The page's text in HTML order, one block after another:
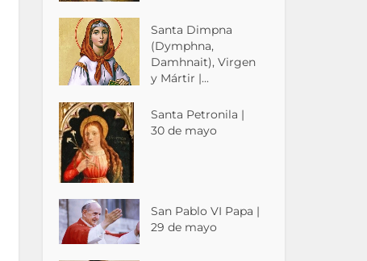
Santa Dimpna
(Dymphna,
Damhnait), Virgen
y Mártir |...
Santa Petronila |
30 de mayo
San Pablo VI Papa |
29 de mayo